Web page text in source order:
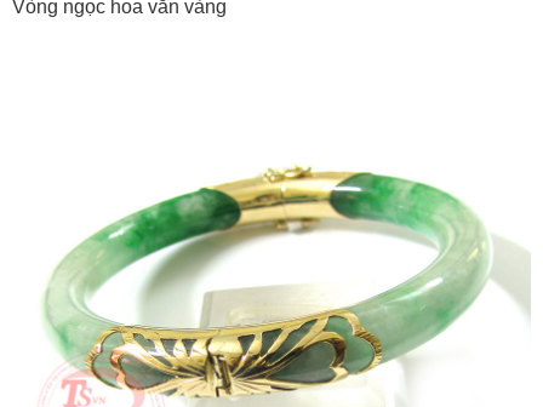
Vòng ngọc hoa văn vàng